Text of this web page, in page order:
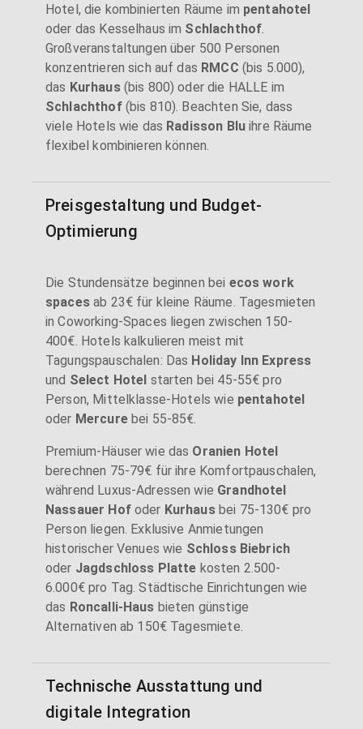
Hotel, die kombinierten Räume im pentahotel
oder das Kesselhaus im Schlachthof
Großveranstaltungen über 500 Personen
konzentrieren sich auf das RMCC (bis 5.000),
das Kurhaus(bis 800) oder die HALLE im
Schlachthof(bis 810). Beachten Sie, dass
viele Hotels wie das Radisson Bluihre Räume
flexibel kombinieren können.
Preisgestaltung und Budget-
Optimierung
Die Stundensätze beginnen bei ecos work
spacesab 23€ für kleine Räume. Tagesmieten
in Coworking-Spaces liegen zwischen 150-
400€. Hotels kalkulieren meist mit
Tagungspauschalen: Das Holiday Inn Express
und Select Hotel starten bei 45-55€ pro
Person, Mittelklasse-Hotels wie pentahotel
oder Mercurebei 55-85€.
Premium-Häuser wie das Oranien Hotel
berechnen 75-79€ für ihre Komfortpauschalen,
während Luxus-Adressen wie Grandhotel
Nassauer Hofoder Kurhausbei 75-130€ pro
Person liegen. Exklusive Anmietungen
historischer Venues wie Schloss Biebrich
oder Jagdschloss Platte kosten 2.500-
6.000€ pro Tag. Städtische Einrichtungen wie
das Roncalli-Haus bieten günstige
Alternativen ab 150€ Tagesmiete.
Technische Ausstattung und
digitale Integration